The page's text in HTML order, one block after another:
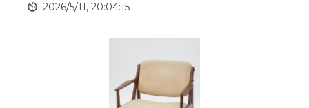
av_timer 2026/5/11, 20:04:15